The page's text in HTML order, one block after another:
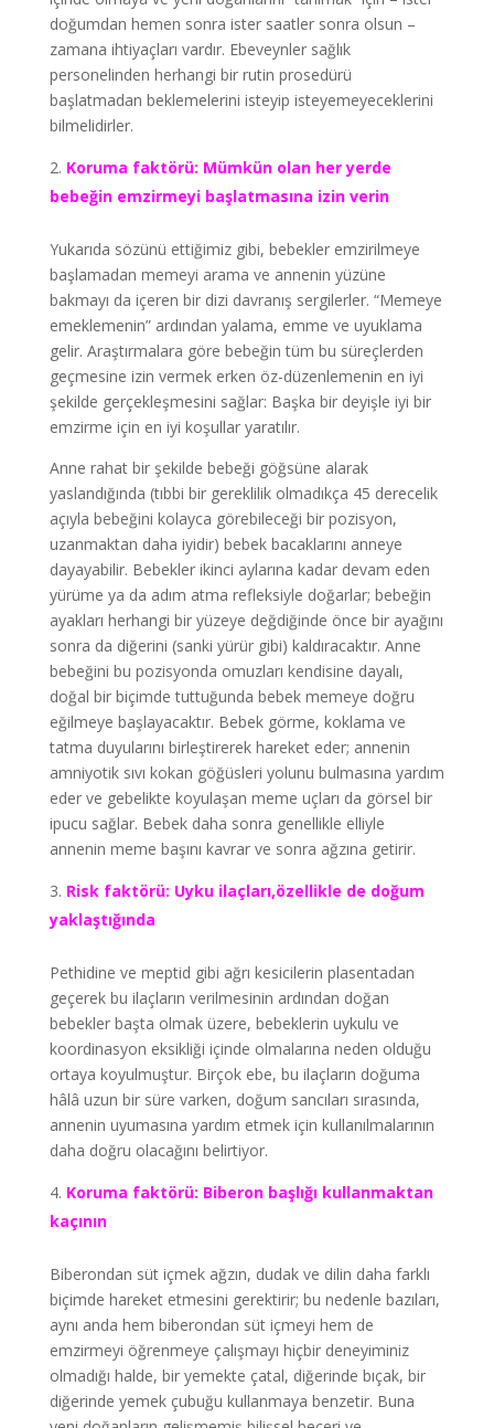
doğumdan hemen sonra ister saatler sonra olsun –
zamana ihtiyaçları vardır. Ebeveynler sağlık
personelinden herhangi bir rutin prosedürü
başlatmadan beklemelerini isteyip isteyemeyeceklerini
bilmelidirler.
Koruma faktörü: Mümkün olan her yerde
bebeğin emzirmeyi başlatmasına izin verin
Yukarıda sözünü ettiğimiz gibi, bebekler emzirilmeye
başlamadan memeyi arama ve annenin yüzüne
bakmayı da içeren bir dizi davranış sergilerler. “Memeye
emeklemenin” ardından yalama, emme ve uyuklama
gelir. Araştırmalara göre bebeğin tüm bu süreçlerden
geçmesine izin vermek erken öz-düzenlemenin en iyi
şekilde gerçekleşmesini sağlar: Başka bir deyişle iyi bir
emzirme için en iyi koşullar yaratılır.
Anne rahat bir şekilde bebeği göğsüne alarak
yaslandığında (tıbbi bir gereklilik olmadıkça 45 derecelik
açıyla bebeğini kolayca görebileceği bir pozisyon,
uzanmaktan daha iyidir) bebek bacaklarını anneye
dayayabilir. Bebekler ikinci aylarına kadar devam eden
yürüme ya da adım atma refleksiyle doğarlar; bebeğin
ayakları herhangi bir yüzeye değdiğinde önce bir ayağını
sonra da diğerini (sanki yürür gibi) kaldıracaktır. Anne
bebeğini bu pozisyonda omuzları kendisine dayalı,
doğal bir biçimde tuttuğunda bebek memeye doğru
eğilmeye başlayacaktır. Bebek görme, koklama ve
tatma duyularını birleştirerek hareket eder; annenin
amniyotik sıvı kokan göğüsleri yolunu bulmasına yardım
eder ve gebelikte koyulaşan meme uçları da görsel bir
ipucu sağlar. Bebek daha sonra genellikle elliyle
annenin meme başını kavrar ve sonra ağzına getirir.
Risk faktörü: Uyku ilaçları,özellikle de doğum
yaklaştığında
Pethidine ve meptid gibi ağrı kesicilerin plasentadan
geçerek bu ilaçların verilmesinin ardından doğan
bebekler başta olmak üzere, bebeklerin uykulu ve
koordinasyon eksikliği içinde olmalarına neden olduğu
ortaya koyulmuştur. Birçok ebe, bu ilaçların doğuma
hâlâ uzun bir süre varken, doğum sancıları sırasında,
annenin uyumasına yardım etmek için kullanılmalarının
daha doğru olacağını belirtiyor.
Koruma faktörü: Biberon başlığı kullanmaktan
kaçının
Biberondan süt içmek ağzın, dudak ve dilin daha farklı
biçimde hareket etmesini gerektirir; bu nedenle bazıları,
aynı anda hem biberondan süt içmeyi hem de
emzirmeyi öğrenmeye çalışmayı hiçbir deneyiminiz
olmadığı halde, bir yemekte çatal, diğerinde bıçak, bir
diğerinde yemek çubuğu kullanmaya benzetir. Buna